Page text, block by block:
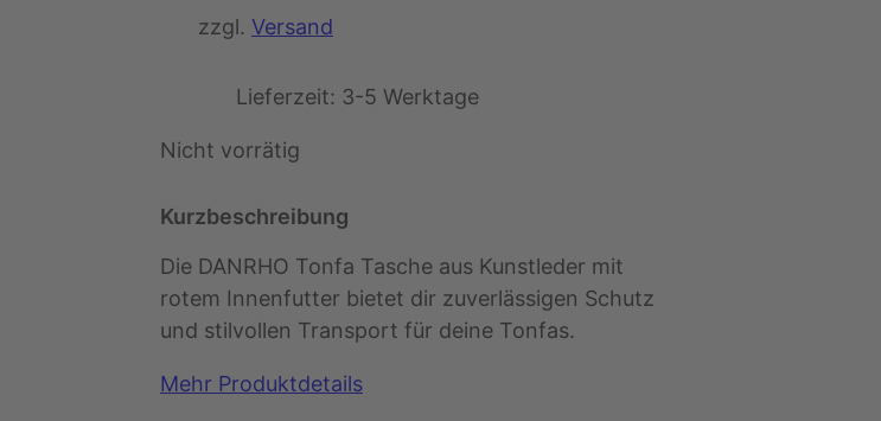
zzgl. Versand
Lieferzeit: 3-5 Werktage
Nicht vorrätig
Kurzbeschreibung
Die DANRHO Tonfa Tasche aus Kunstleder mit
rotem Innenfutter bietet dir zuverlässigen Schutz
und stilvollen Transport für deine Tonfas.
Mehr Produktdetails